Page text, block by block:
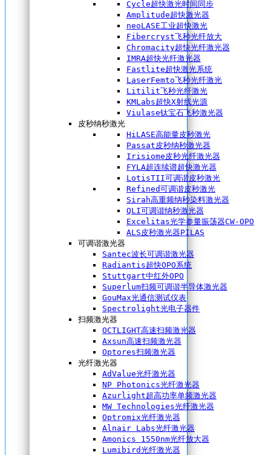
Cycle超快激光时间同步
Amplitude超快激光器
neoLASE工业超快激光
Fibercryst飞秒光纤放大
Chromacity超快光纤激光器
IMRA超快光纤激光器
Fastlite超快激光系统
LaserFemto飞秒光纤激光
Litilit飞秒光纤激光
KMLabs超快X射线光源
Viulase钛宝石飞秒激光器
皮秒纳秒激光
HiLASE高能量皮秒激光
Passat皮秒纳秒激光器
Irisiome皮秒光纤激光器
FYLA超连续谱超快激光器
LotisTII可调谐皮秒激光
Refined可调谐皮秒激光
Sirah高重频纳秒染料激光器
QLI可调谐纳秒激光器
Excelitas光学参量振荡器CW-OPO
ALS皮秒激光器PILAS
可调谐激光器
Santec波长可调谐激光器
Radiantis超快OPO系统
Stuttgart中红外OPO
Superlum扫频可调谐半导体激光器
GouMax光通信测试仪表
Spectrolight光电子器件
扫频激光器
OCTLIGHT高速扫频激光器
Axsun高速扫频激光器
Optores扫频激光器
光纤激光器
AdValue光纤激光器
NP Photonics光纤激光器
Azurlight超高功率单频激光器
MW Technologies光纤激光器
Optromix光纤激光器
Alnair Labs光纤激光器
Amonics 1550nm光纤放大器
Lumibird光纤激光器